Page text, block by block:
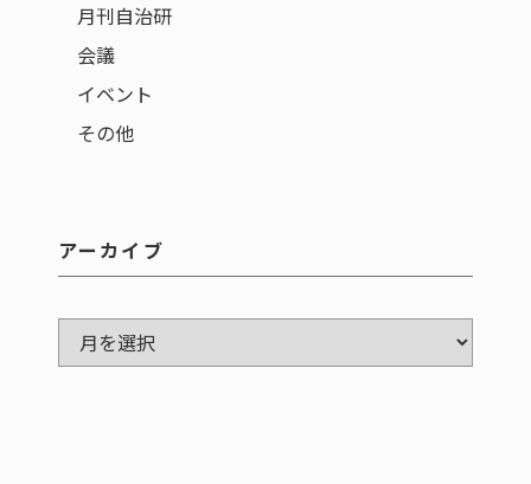
月刊自治研
会議
イベント
その他
アーカイブ
ア